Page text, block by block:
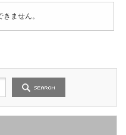
ません。